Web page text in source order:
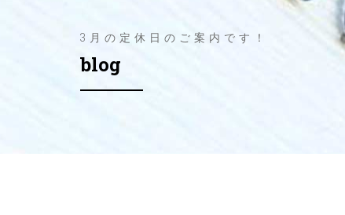
3月の定休日のご案内です！
blog